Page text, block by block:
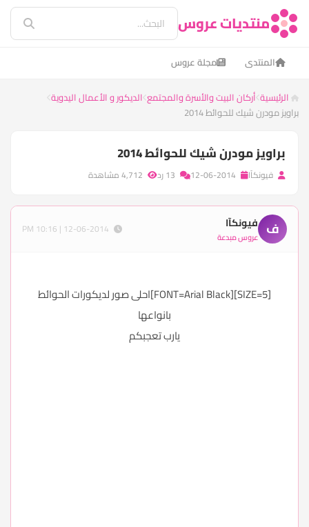
منتديات عروس
المنتدى مجلة عروس
الرئيسية أركان البيت والأسرة والمجتمع الديكور و الأعمال اليدوية
براويز مودرن شيك للحوائط 2014
براويز مودرن شيك للحوائط 2014
فيونكآا
ف فيونكآا
عروس مبدعة
[SIZE=5][FONT=Arial Black]احلى صور لديكورات الحوائط
بانواعها
يارب تعجبكم